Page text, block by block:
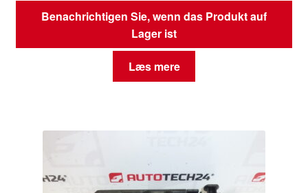
Benachrichtigen Sie, wenn das Produkt auf
Lager ist
Læs mere